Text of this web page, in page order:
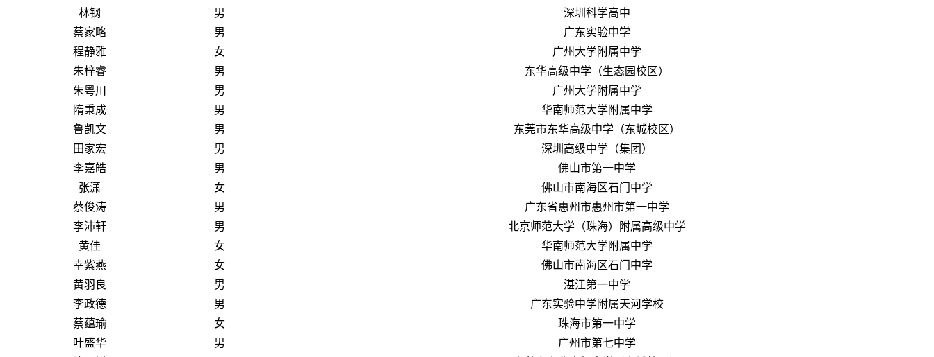
林钢
男
深圳科学高中
蔡家略
男
广东实验中学
程静雅
女
广州大学附属中学
朱梓睿
男
东华高级中学（生态园校区）
朱粤川
男
广州大学附属中学
隋秉成
男
华南师范大学附属中学
鲁凯文
男
东莞市东华高级中学（东城校区）
田家宏
男
深圳高级中学（集团）
李嘉皓
男
佛山市第一中学
张潇
女
佛山市南海区石门中学
蔡俊涛
男
广东省惠州市惠州市第一中学
李沛轩
男
北京师范大学（珠海）附属高级中学
黄佳
女
华南师范大学附属中学
幸紫燕
女
佛山市南海区石门中学
黄羽良
男
湛江第一中学
李政德
男
广东实验中学附属天河学校
蔡蕴瑜
女
珠海市第一中学
叶盛华
男
广州市第七中学